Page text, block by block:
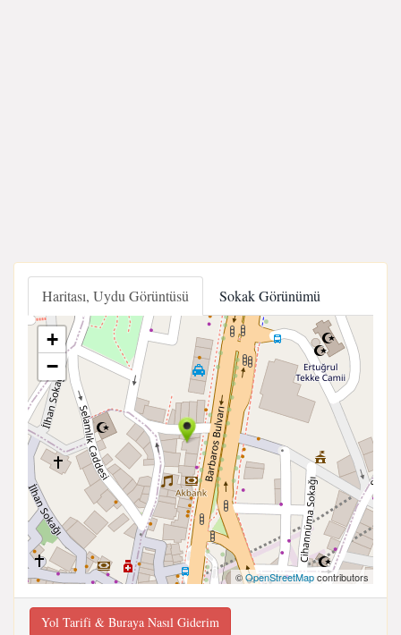
Haritası, Uydu Görüntüsü Sokak Görünümü
+
−
©OpenStreetMapcontributors
Yol Tarifi & Buraya Nasıl Giderim